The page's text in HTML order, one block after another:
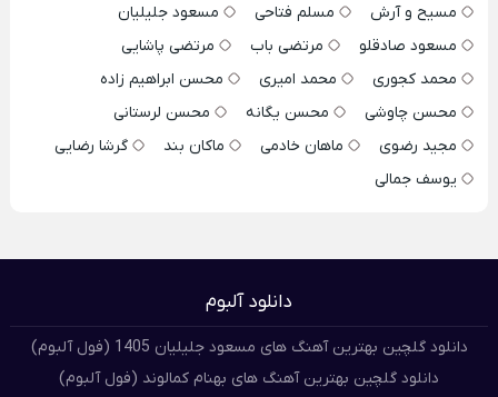
مسیح و آرش
مسلم فتاحی
مسعود جلیلیان
مسعود صادقلو
مرتضی باب
مرتضی پاشایی
محمد کجوری
محمد امیری
محسن ابراهیم زاده
محسن چاوشی
محسن یگانه
محسن لرستانی
مجید رضوی
ماهان خادمی ماکان بند
گرشا رضایی
یوسف جمالی
دانلود آلبوم
دانلود گلچین بهترین آهنگ های مسعود جلیلیان 1405 (فول آلبوم)
دانلود گلچین بهترین آهنگ های بهنام کمالوند (فول آلبوم)